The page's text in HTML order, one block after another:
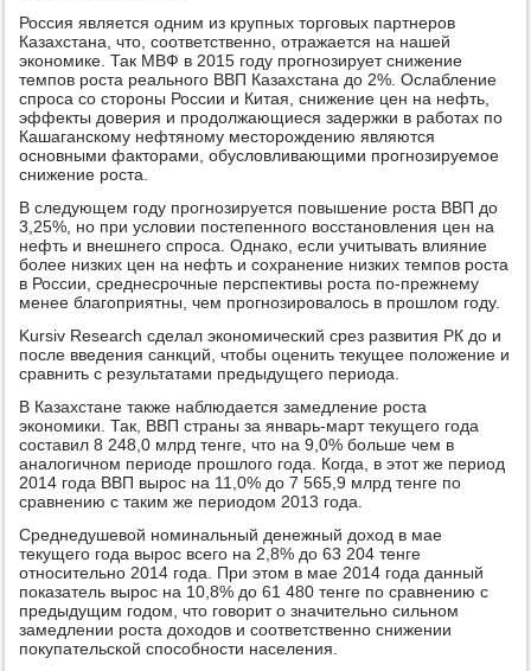
Россия является одним из крупных торговых партнеров
Казахстана, что, соответственно, отражается на нашей
экономике. Так МВФ в 2015 году прогнозирует снижение
темпов роста реального ВВП Казахстана до 2%. Ослабление
спроса со стороны России и Китая, снижение цен на нефть,
эффекты доверия и продолжающиеся задержки в работах по
Кашаганскому нефтяному месторождению являются
основными факторами, обусловливающими прогнозируемое
снижение роста.
В следующем году прогнозируется повышение роста ВВП до
3,25%, но при условии постепенного восстановления цен на
нефть и внешнего спроса. Однако, если учитывать влияние
более низких цен на нефть и сохранение низких темпов роста
в России, среднесрочные перспективы роста по-прежнему
менее благоприятны, чем прогнозировалось в прошлом году.
Kursiv Research сделал экономический срез развития РК до и
после введения санкций, чтобы оценить текущее положение и
сравнить с результатами предыдущего периода.
В Казахстане также наблюдается замедление роста
экономики. Так, ВВП страны за январь-март текущего года
составил 8 248,0 млрд тенге, что на 9,0% больше чем в
аналогичном периоде прошлого года. Когда, в этот же период
2014 года ВВП вырос на 11,0% до 7 565,9 млрд тенге по
сравнению с таким же периодом 2013 года.
Среднедушевой номинальный денежный доход в мае
текущего года вырос всего на 2,8% до 63 204 тенге
относительно 2014 года. При этом в мае 2014 года данный
показатель вырос на 10,8% до 61 480 тенге по сравнению с
предыдущим годом, что говорит о значительно сильном
замедлении роста доходов и соответственно снижении
покупательской способности населения.